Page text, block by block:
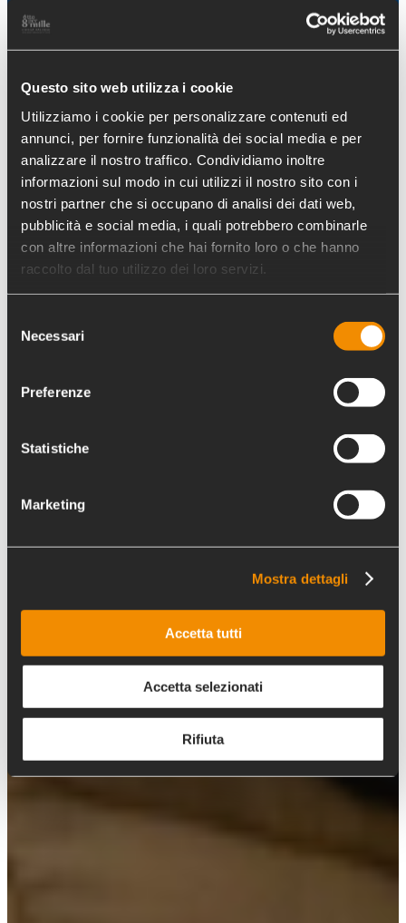
Questo sito web utilizza i cookie
Utilizziamo i cookie per personalizzare contenuti ed
annunci, per fornire funzionalità dei social media e per
analizzare il nostro traffico. Condividiamo inoltre
informazioni sul modo in cui utilizzi il nostro sito con i
nostri partner che si occupano di analisi dei dati web,
pubblicità e social media, i quali potrebbero combinarle
con altre informazioni che hai fornito loro o che hanno
raccolto dal tuo utilizzo dei loro servizi.
delNecessari
Preferenze
Statistiche
Marketing
Mostra dettagli
Accetta tutti
Accetta selezionati
Rifiuta
una Chiesa
che gestisce
l’8×1000
con gli altri